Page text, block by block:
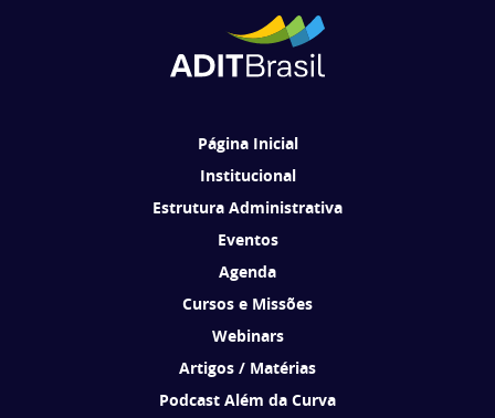
Ao se cadastrar, você concorda em receber comunicações da ADIT
Página Inicial
Institucional
Estrutura Administrativa
Eventos
Agenda
Cursos e Missões
Webinars
Artigos / Matérias
Podcast Além da Curva